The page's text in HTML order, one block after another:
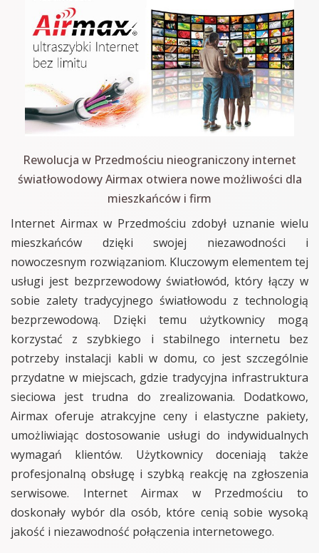
Rewolucja w Przedmościu nieograniczony internet
światłowodowy Airmax otwiera nowe możliwości dla
mieszkańców i firm
Internet Airmax w Przedmościu zdobył uznanie wielu
mieszkańców dzięki swojej niezawodności i
nowoczesnym rozwiązaniom. Kluczowym elementem tej
usługi jest bezprzewodowy światłowód, który łączy w
sobie zalety tradycyjnego światłowodu z technologią
bezprzewodową. Dzięki temu użytkownicy mogą
korzystać z szybkiego i stabilnego internetu bez
potrzeby instalacji kabli w domu, co jest szczególnie
przydatne w miejscach, gdzie tradycyjna infrastruktura
sieciowa jest trudna do zrealizowania. Dodatkowo,
Airmax oferuje atrakcyjne ceny i elastyczne pakiety,
umożliwiając dostosowanie usługi do indywidualnych
wymagań klientów. Użytkownicy doceniają także
profesjonalną obsługę i szybką reakcję na zgłoszenia
serwisowe. Internet Airmax w Przedmościu to
doskonały wybór dla osób, które cenią sobie wysoką
jakość i niezawodność połączenia internetowego.